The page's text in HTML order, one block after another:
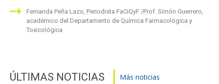
Fernanda Peña Lazo, Periodista FaCiQyF Prof. Simón Guerrero,
académico del Departamento de Química Farmacológica y
Toxicológica
ÚLTIMAS NOTICIAS Más noticias